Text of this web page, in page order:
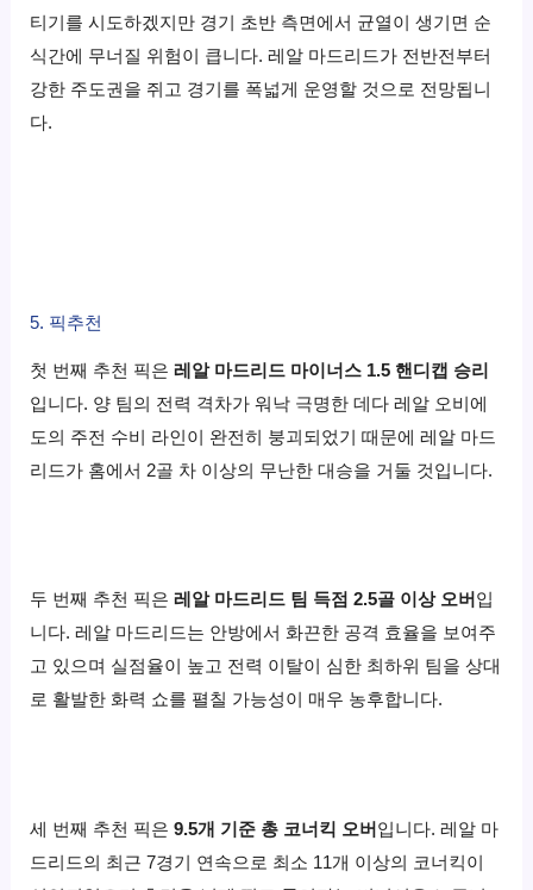
티기를 시도하겠지만 경기 초반 측면에서 균열이 생기면 순
식간에 무너질 위험이 큽니다. 레알 마드리드가 전반전부터
강한 주도권을 쥐고 경기를 폭넓게 운영할 것으로 전망됩니
다.
5. 픽추천
첫 번째 추천 픽은레알 마드리드 마이너스 1.5 핸디캡 승리
입니다. 양 팀의 전력 격차가 워낙 극명한 데다 레알 오비에
도의 주전 수비 라인이 완전히 붕괴되었기 때문에 레알 마드
리드가 홈에서 2골 차 이상의 무난한 대승을 거둘 것입니다.
두 번째 추천 픽은레알 마드리드 팀 득점 2.5골 이상 오버 입
니다. 레알 마드리드는 안방에서 화끈한 공격 효율을 보여주
고 있으며 실점율이 높고 전력 이탈이 심한 최하위 팀을 상대
로 활발한 화력 쇼를 펼칠 가능성이 매우 농후합니다.
세 번째 추천 픽은9.5개 기준 총 코너킥 오버 입니다. 레알 마
드리드의 최근 7경기 연속으로 최소 11개 이상의 코너킥이